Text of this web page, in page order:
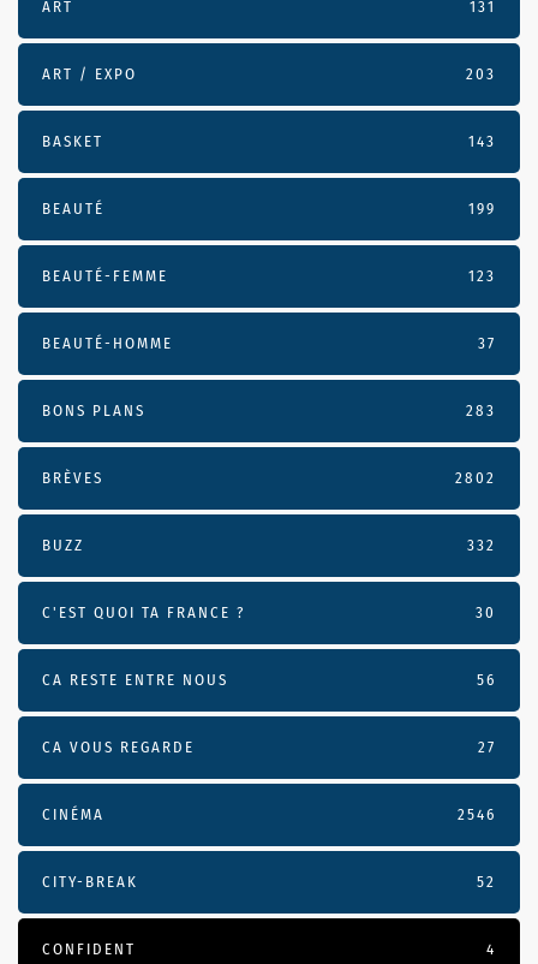
ART 131
ART / EXPO 203
BASKET 143
BEAUTÉ 199
BEAUTÉ-FEMME 123
BEAUTÉ-HOMME 37
BONS PLANS 283
BRÈVES 2802
BUZZ 332
C'EST QUOI TA FRANCE ? 30
CA RESTE ENTRE NOUS 56
CA VOUS REGARDE 27
CINÉMA 2546
CITY-BREAK 52
CONFIDENT 4